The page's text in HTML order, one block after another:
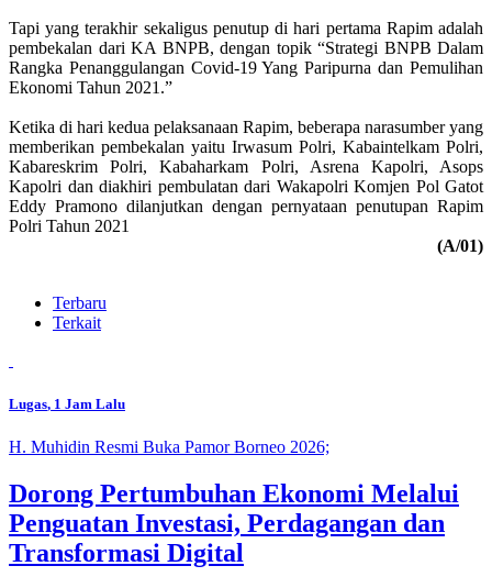
Tapi yang terakhir sekaligus penutup di hari pertama Rapim adalah
pembekalan dari KA BNPB, dengan topik “Strategi BNPB Dalam
Rangka Penanggulangan Covid-19 Yang Paripurna dan Pemulihan
Ekonomi Tahun 2021.”
Ketika di hari kedua pelaksanaan Rapim, beberapa narasumber yang
memberikan pembekalan yaitu Irwasum Polri, Kabaintelkam Polri,
Kabareskrim Polri, Kabaharkam Polri, Asrena Kapolri, Asops
Kapolri dan diakhiri pembulatan dari Wakapolri Komjen Pol Gatot
Eddy Pramono dilanjutkan dengan pernyataan penutupan Rapim
Polri Tahun 2021
(A/01)
Terbaru
Terkait
Lugas, 1 Jam Lalu
H. Muhidin Resmi Buka Pamor Borneo 2026;
Dorong Pertumbuhan Ekonomi Melalui
Penguatan Investasi, Perdagangan dan
Transformasi Digital